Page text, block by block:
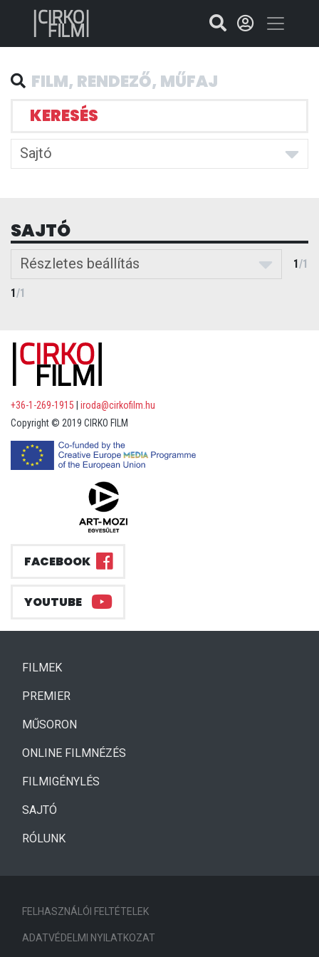
KERESÉS
Sajtó
SAJTÓ
Részletes beállítás 1/1
1/1
+36-1-269-1915
iroda@cirkofilm.hu
Copyright © 2019 CIRKO FILM
FACEBOOK
YOUTUBE
FILMEK(CURRENT)
PREMIER
MŰSORON
ONLINE FILMNÉZÉS
FILMIGÉNYLÉS
SAJTÓ
RÓLUNK
FELHASZNÁLÓI FELTÉTELEK
ADATVÉDELMI NYILATKOZAT